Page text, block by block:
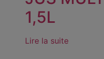
1,5L
Lire la suite